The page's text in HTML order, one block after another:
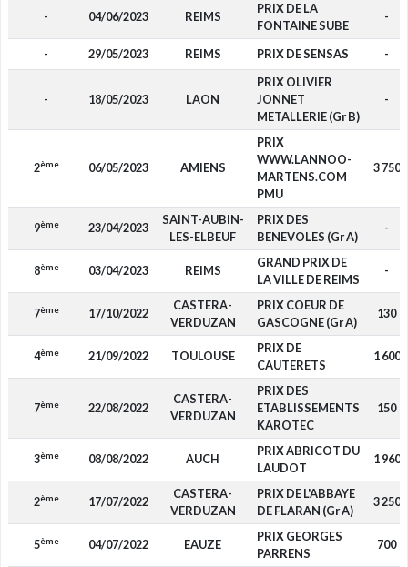
- 04/06/2023 REIMS
PRIX DE LA
FONTAINE SUBE
-
- 29/05/2023 REIMS PRIX DE SENSAS -
- 18/05/2023 LAON
PRIX OLIVIER
JONNET
METALLERIE (Gr B)
-
2ème 06/05/2023 AMIENS
PRIX
WWW.LANNOO-
MARTENS.COM
PMU
3 750
9ème 23/04/2023
SAINT-AUBIN-
LES-ELBEUF
PRIX DES
BENEVOLES (Gr A)
-
8ème 03/04/2023 REIMS
GRAND PRIX DE
LA VILLE DE REIMS
-
7ème 17/10/2022
CASTERA-
VERDUZAN
PRIX COEUR DE
GASCOGNE (Gr A)
130
4ème 21/09/2022 TOULOUSE
PRIX DE
CAUTERETS
1 600
7ème 22/08/2022
CASTERA-
VERDUZAN
PRIX DES
ETABLISSEMENTS
KAROTEC
150
3ème 08/08/2022 AUCH
PRIX ABRICOT DU
LAUDOT
1 960
2ème 17/07/2022
CASTERA-
VERDUZAN
PRIX DE L'ABBAYE
DE FLARAN (Gr A)
3 250
5ème 04/07/2022 EAUZE
PRIX GEORGES
PARRENS
700